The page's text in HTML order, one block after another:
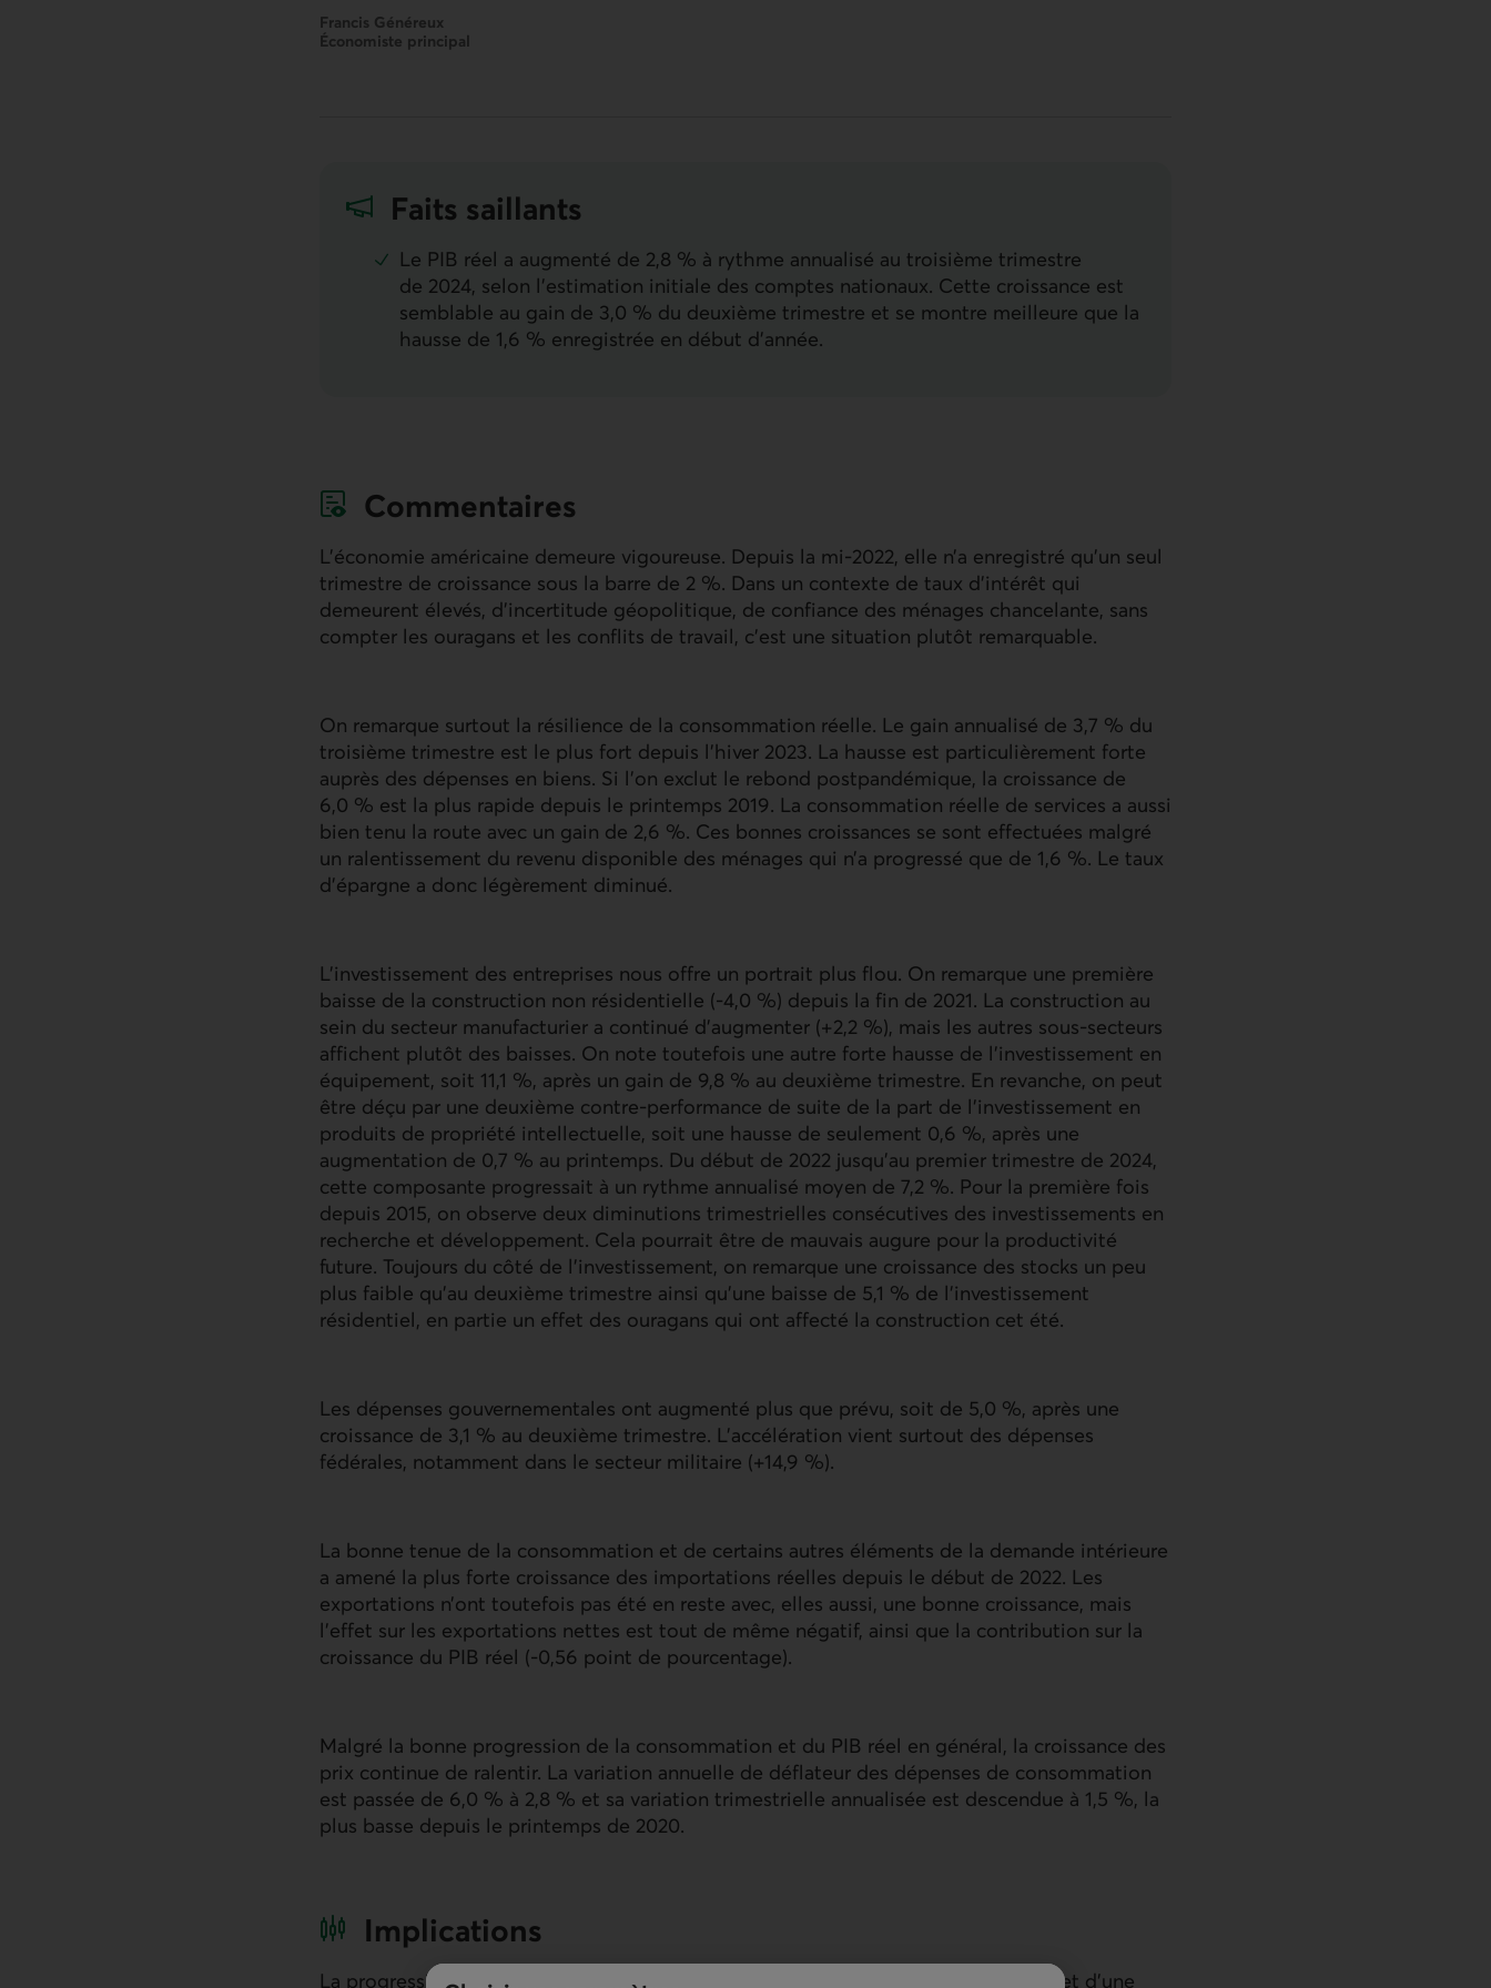
Francis Généreux
Économiste principal
Faits saillants
Le PIB réel a augmenté de 2,8 % à rythme annualisé au troisième trimestre
de 2024, selon l’estimation initiale des comptes nationaux. Cette croissance est
semblable au gain de 3,0 % du deuxième trimestre et se montre meilleure que la
hausse de 1,6 % enregistrée en début d’année.
Commentaires
L’économie américaine demeure vigoureuse. Depuis la mi-2022, elle n’a enregistré qu’un seul
trimestre de croissance sous la barre de 2 %. Dans un contexte de taux d’intérêt qui
demeurent élevés, d’incertitude géopolitique, de confiance des ménages chancelante, sans
compter les ouragans et les conflits de travail, c’est une situation plutôt remarquable.
On remarque surtout la résilience de la consommation réelle. Le gain annualisé de 3,7 % du
troisième trimestre est le plus fort depuis l’hiver 2023. La hausse est particulièrement forte
auprès des dépenses en biens. Si l’on exclut le rebond postpandémique, la croissance de
6,0 % est la plus rapide depuis le printemps 2019. La consommation réelle de services a aussi
bien tenu la route avec un gain de 2,6 %. Ces bonnes croissances se sont effectuées malgré
un ralentissement du revenu disponible des ménages qui n’a progressé que de 1,6 %. Le taux
d’épargne a donc légèrement diminué.
L’investissement des entreprises nous offre un portrait plus flou. On remarque une première
baisse de la construction non résidentielle (-4,0 %) depuis la fin de 2021. La construction au
sein du secteur manufacturier a continué d’augmenter (+2,2 %), mais les autres sous-secteurs
affichent plutôt des baisses. On note toutefois une autre forte hausse de l’investissement en
équipement, soit 11,1 %, après un gain de 9,8 % au deuxième trimestre. En revanche, on peut
être déçu par une deuxième contre-performance de suite de la part de l’investissement en
produits de propriété intellectuelle, soit une hausse de seulement 0,6 %, après une
augmentation de 0,7 % au printemps. Du début de 2022 jusqu’au premier trimestre de 2024,
cette composante progressait à un rythme annualisé moyen de 7,2 %. Pour la première fois
depuis 2015, on observe deux diminutions trimestrielles consécutives des investissements en
recherche et développement. Cela pourrait être de mauvais augure pour la productivité
future. Toujours du côté de l’investissement, on remarque une croissance des stocks un peu
plus faible qu’au deuxième trimestre ainsi qu’une baisse de 5,1 % de l’investissement
résidentiel, en partie un effet des ouragans qui ont affecté la construction cet été.
Les dépenses gouvernementales ont augmenté plus que prévu, soit de 5,0 %, après une
croissance de 3,1 % au deuxième trimestre. L’accélération vient surtout des dépenses
fédérales, notamment dans le secteur militaire (+14,9 %).
La bonne tenue de la consommation et de certains autres éléments de la demande intérieure
a amené la plus forte croissance des importations réelles depuis le début de 2022. Les
exportations n’ont toutefois pas été en reste avec, elles aussi, une bonne croissance, mais
l’effet sur les exportations nettes est tout de même négatif, ainsi que la contribution sur la
croissance du PIB réel (-0,56 point de pourcentage).
Malgré la bonne progression de la consommation et du PIB réel en général, la croissance des
prix continue de ralentir. La variation annuelle de déflateur des dépenses de consommation
est passée de 6,0 % à 2,8 % et sa variation trimestrielle annualisée est descendue à 1,5 %, la
plus basse depuis le printemps de 2020.
Implications
La progression du PIB
réel demeure vive et les craintes manifestées cet été au sujet d’une